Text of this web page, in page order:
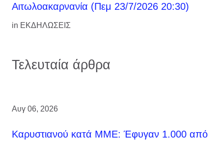
Αιτωλοακαρνανία (Πεμ 23/7/2026 20:30)
in ΕΚΔΗΛΩΣΕΙΣ
Τελευταία άρθρα
Αυγ 06, 2026
Καρυστιανού κατά ΜΜΕ: Έφυγαν 1.000 από